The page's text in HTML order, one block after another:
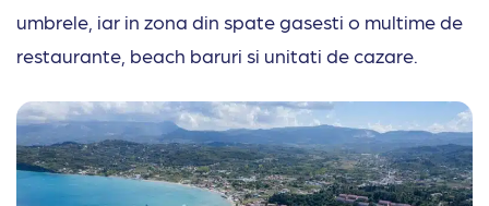
umbrele, iar in zona din spate gasesti o multime de
restaurante, beach baruri si unitati de cazare.